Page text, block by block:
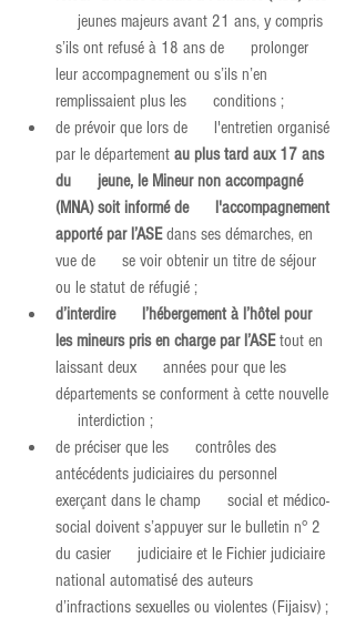
     jeunes majeurs avant 21 ans, y compris
s’ils ont refusé à 18 ans de      prolonger
leur accompagnement ou s’ils n’en
remplissaient plus les      conditions ;
de prévoir que lors de      l'entretien organisé
par le département au plus tard aux 17 ans
du      jeune, le Mineur non accompagné
(MNA) soit informé de      l'accompagnement
apporté par l’ASE dans ses démarches, en
vue de      se voir obtenir un titre de séjour
ou le statut de réfugié ;
d’interdire      l’hébergement à l’hôtel pour
les mineurs pris en charge par l’ASE tout en
laissant deux      années pour que les
départements se conforment à cette nouvelle
     interdiction ;
de préciser que les      contrôles des
antécédents judiciaires du personnel
exerçant dans le champ      social et médico-
social doivent s’appuyer sur le bulletin n° 2
du casier      judiciaire et le Fichier judiciaire
national automatisé des auteurs
d’infractions sexuelles ou violentes (Fijaisv) ;